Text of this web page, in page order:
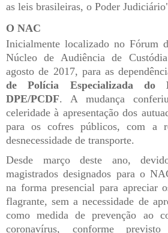
as leis brasileiras, o Poder
O NAC
Inicialmente localizado no Fórum
Núcleo de Audiência de
agosto de 2017, para as
de Polícia Especializada do
DPE/PCDF. A mudança
celeridade à apresentação dos
para os cofres públicos, com a
desnecessidade de transporte.
Desde março deste ano,
magistrados designados para o
na forma presencial para apreciar
flagrante, sem a necessidade de
como medida de prevenção ao
coronavírus, conforme